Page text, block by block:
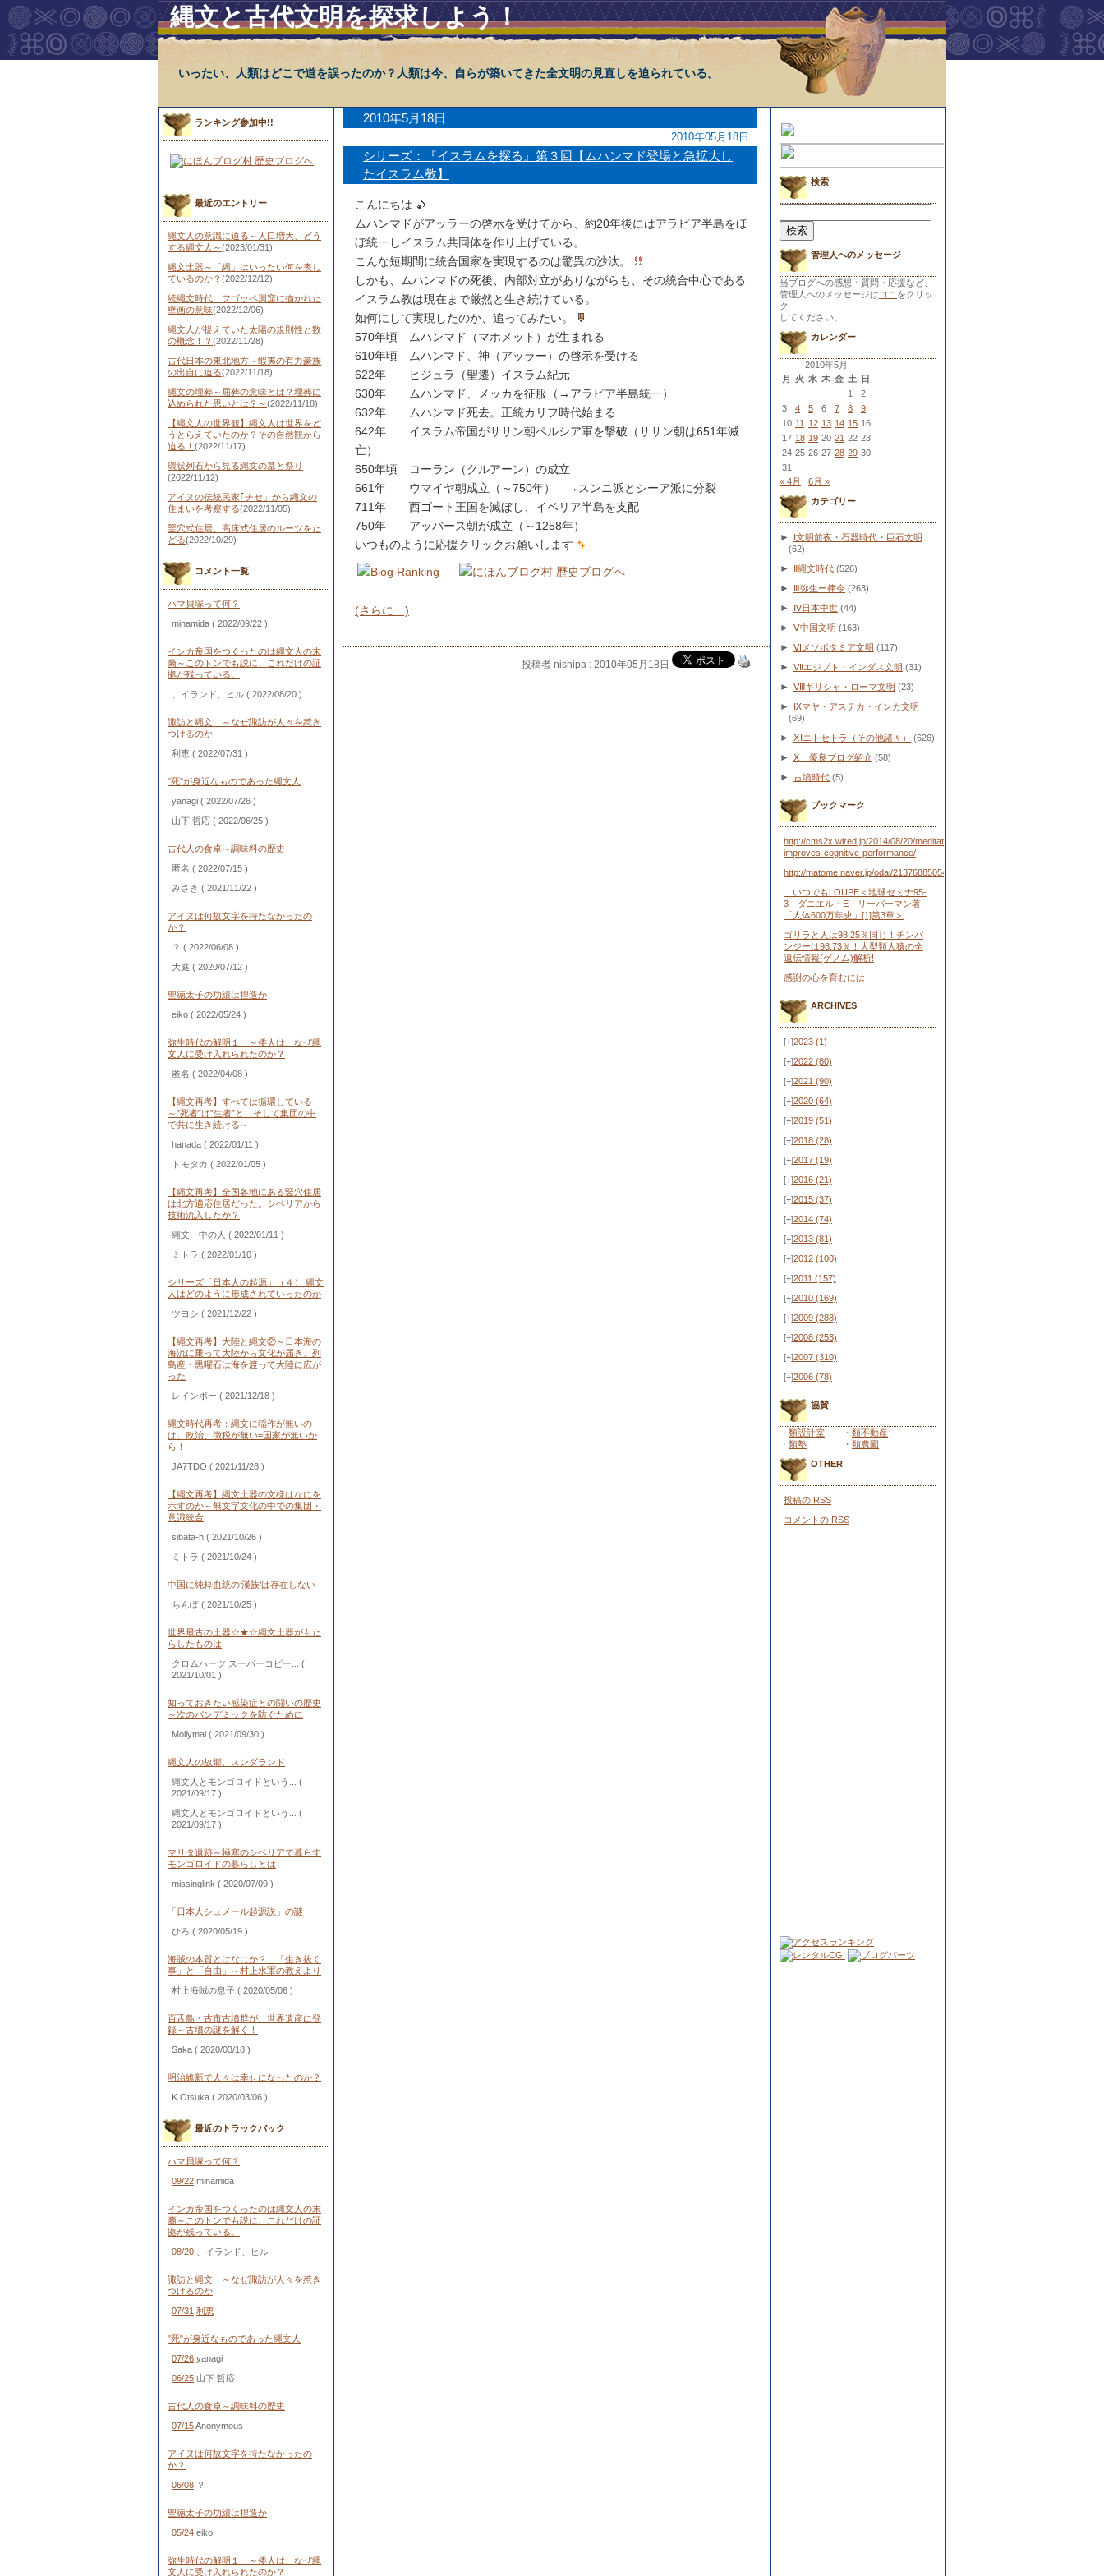
縄文と古代文明を探求しよう！
いったい、人類はどこで道を誤ったのか？人類は今、自らが築いてきた全文明の見直しを迫られている。
ランキング参加中!!
最近のエントリー
縄文人の意識に迫る～人口増大、どう
する縄文人～(2023/01/31)
縄文土器～「縄」はいったい何を表し
ているのか？ (2022/12/12)
続縄文時代 フゴッペ洞窟に描かれた
壁画の意味(2022/12/06)
縄文人が捉えていた太陽の規則性と数
の概念！？ (2022/11/28)
古代日本の東北地方～蝦夷の有力豪族
の出自に迫る(2022/11/18)
縄文の埋葬～屈葬の意味とは？埋葬に
込められた思いとは？～(2022/11/18)
【縄文人の世界観】縄文人は世界をど
うとらえていたのか？その自然観から
迫る！ (2022/11/17)
環状列石から見る縄文の墓と祭り
(2022/11/12)
アイヌの伝統民家｢チセ」から縄文の
住まいを考察する(2022/11/05)
竪穴式住居、高床式住居のルーツをた
どる(2022/10/29)
コメント一覧
ハマ貝塚って何？
minamida ( 2022/09/22 )
インカ帝国をつくったのは縄文人の末
裔～このトンでも説に、これだけの証
拠が残っている。
、イランド、ヒル ( 2022/08/20 )
諏訪と縄文 ～なぜ諏訪が人々を惹き
つけるのか
利恵 ( 2022/07/31 )
"死"が身近なものであった縄文人
yanagi ( 2022/07/26 )
山下 哲応 ( 2022/06/25 )
古代人の食卓～調味料の歴史
匿名 ( 2022/07/15 )
みさき ( 2021/11/22 )
アイヌは何故文字を持たなかったの
か？
？ ( 2022/06/08 )
大庭 ( 2020/07/12 )
聖徳太子の功績は捏造か
eiko ( 2022/05/24 )
弥生時代の解明１ ～倭人は、なぜ縄
文人に受け入れられたのか？
匿名 ( 2022/04/08 )
【縄文再考】すべては循環している
～”死者”は”生者”と、そして集団の中
で共に生き続ける～
hanada ( 2022/01/11 )
トモタカ ( 2022/01/05 )
【縄文再考】全国各地にある竪穴住居
は北方適応住居だった。シベリアから
技術流入したか？
縄文 中の人 ( 2022/01/11 )
ミトラ ( 2022/01/10 )
シリーズ「日本人の起源」（４） 縄文
人はどのように形成されていったのか
ツヨシ ( 2021/12/22 )
【縄文再考】大陸と縄文②～日本海の
海流に乗って大陸から文化が届き、列
島産・黒曜石は海を渡って大陸に広が
った
レインボー ( 2021/12/18 )
縄文時代再考：縄文に稲作が無いの
は、政治、徴税が無い=国家が無いか
ら！
JA7TDO ( 2021/11/28 )
【縄文再考】縄文土器の文様はなにを
示すのか～無文字文化の中での集団・
意識統合
sibata-h ( 2021/10/26 )
ミトラ ( 2021/10/24 )
中国に純粋血統の‘漢族’は存在しない
ちんぽ( 2021/10/25 )
世界最古の土器☆★☆縄文土器がもた
らしたものは
クロムハーツ スーパーコピー... (
2021/10/01 )
知っておきたい感染症との闘いの歴史
～次のパンデミックを防ぐために
Mollymal ( 2021/09/30 )
縄文人の故郷、スンダランド
縄文人とモンゴロイドという... (
2021/09/17 )
縄文人とモンゴロイドという... (
2021/09/17 )
マリタ遺跡～極寒のシベリアで暮らす
モンゴロイドの暮らしとは
missinglink ( 2020/07/09 )
「日本人シュメール起源説」の謎
ひろ ( 2020/05/19 )
海賊の本質とはなにか？ 「生き抜く
事」と「自由」～村上水軍の教えより
村上海賊の息子 ( 2020/05/06 )
百舌鳥・古市古墳群が、世界遺産に登
録～古墳の謎を解く！
Saka ( 2020/03/18 )
明治維新で人々は幸せになったのか？
K.Otsuka ( 2020/03/06 )
最近のトラックバック
ハマ貝塚って何？
09/22 minamida
インカ帝国をつくったのは縄文人の末
裔～このトンでも説に、これだけの証
拠が残っている。
08/20
、イランド、ヒル
諏訪と縄文 ～なぜ諏訪が人々を惹き
つけるのか
07/31 利恵
"死"が身近なものであった縄文人
07/26 yanagi
06/25 山下 哲応
古代人の食卓～調味料の歴史
07/15Anonymous
アイヌは何故文字を持たなかったの
か？
06/08 ？
聖徳太子の功績は捏造か
05/24 eiko
弥生時代の解明１ ～倭人は、なぜ縄
文人に受け入れられたのか？
2010年5月18日
2010年05月18日
シリーズ：『イスラムを探る』第３回【ムハンマド登場と急拡大し
たイスラム教】
こんにちは
ムハンマドがアッラーの啓示を受けてから、約20年後にはアラビア半島をほ
ぼ統一しイスラム共同体を作り上げている。
こんな短期間に統合国家を実現するのは驚異の沙汰。
しかも、ムハンマドの死後、内部対立がありながらも、その統合中心である
イスラム教は現在まで厳然と生き続けている。
如何にして実現したのか、追ってみたい。
570年頃 ムハンマド（マホメット）が生まれる
610年頃 ムハンマド、神（アッラー）の啓示を受ける
622年 ヒジュラ（聖遷）イスラム紀元
630年 ムハンマド、メッカを征服（→アラビア半島統一）
632年 ムハンマド死去。正統カリフ時代始まる
642年 イスラム帝国がササン朝ペルシア軍を撃破（ササン朝は651年滅
亡）
650年頃 コーラン（クルアーン）の成立
661年 ウマイヤ朝成立（～750年） →スンニ派とシーア派に分裂
711年 西ゴート王国を滅ぼし、イベリア半島を支配
750年 アッバース朝が成立（～1258年）
いつものように応援クリックお願いします
(さらに…)
投稿者 nishipa : 2010年05月18日
検索
索:
管理人へのメッセージ
当ブログへの感想・質問・応援など、
管理人へのメッセージは ココ をクリッ
ク
してください。
カレンダー
2010年5月
月
火 水 木 金 土
日
1
2
3
4 5 6 7 8
9
10 11 12 13 14 15 16
17 18 19 20 21 22 23
24 25 26 27 28 29 30
31
« 4月
6月 »
カテゴリー
►
Ⅰ文明前夜・石器時代・巨石文明
(62)
► Ⅱ縄文時代 (526)
► Ⅲ弥生ー律令 (263)
► Ⅳ日本中世 (44)
► Ⅴ中国文明 (163)
► Ⅵメソポタミア文明 (117)
► Ⅶエジプト・インダス文明 (31)
► Ⅷギリシャ・ローマ文明 (23)
►
Ⅸマヤ・アステカ・インカ文明
(69)
► ⅩⅠエトセトラ（その他諸々） (626)
► Ⅹ 優良ブログ紹介 (58)
► 古墳時代 (5)
ブックマーク
http://cms2x.wired.jp/2014/08/20/meditation-
improves-cognitive-performance/
http://matome.naver.jp/odai/2137688505443481701
いつでもLOUPE＜地球セミナ95-
3 ダニエル・E・リーバーマン著
「人体600万年史」[1]第3章＞
ゴリラと人は98.25％同じ！チンパ
ンジーは98.73％！大型類人猿の全
遺伝情報(ゲノム)解析!
感謝の心を育むには
ARCHIVES
[+]2023 (1)
[+]2022 (80)
[+]2021 (90)
[+]2020 (64)
[+]2019 (51)
[+]2018 (28)
[+]2017 (19)
[+]2016 (21)
[+]2015 (37)
[+]2014 (74)
[+]2013 (81)
[+]2012 (100)
[+]2011 (157)
[+]2010 (169)
[+]2009 (288)
[+]2008 (253)
[+]2007 (310)
[+]2006 (78)
協賛
・ 類設計室 ・ 類不動産
・ 類塾 ・ 類農園
OTHER
投稿の RSS
コメントの RSS